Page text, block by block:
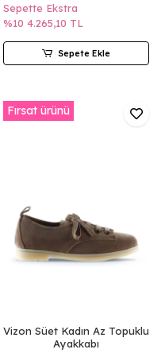
Sepette Ekstra
%10 4.265,10 TL
Sepete Ekle
Fırsat ürünü
Vizon Süet Kadın Az Topuklu
Ayakkabı